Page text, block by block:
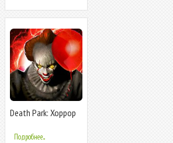
Death Park: Хоррор
Ужасным Клоуном
Подробнее...